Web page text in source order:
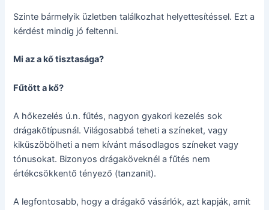
Szinte bármelyik üzletben találkozhat helyettesítéssel. Ezt a
kérdést mindig jó feltenni.
Mi az a kő tisztasága?
Fűtött a kő?
A hőkezelés ú.n. fűtés, nagyon gyakori kezelés sok
drágakőtípusnál. Világosabbá teheti a színeket, vagy
kiküszöbölheti a nem kívánt másodlagos színeket vagy
tónusokat. Bizonyos drágaköveknél a fűtés nem
értékcsökkentő tényező (tanzanit).
A legfontosabb, hogy a drágakő vásárlók, azt kapják, amit